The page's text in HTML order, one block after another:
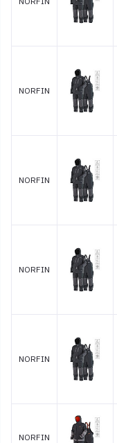
NORFIN
NORFIN
NORFIN
NORFIN
NORFIN